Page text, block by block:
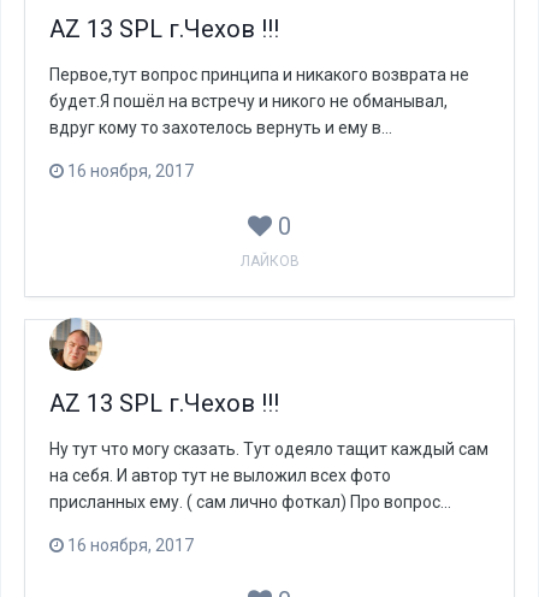
AZ 13 SPL г.Чехов !!!
Первое,тут вопрос принципа и никакого возврата не
будет.Я пошёл на встречу и никого не обманывал,
вдруг кому то захотелось вернуть и ему в...
16 ноября, 2017
0
ЛАЙКОВ
AZ 13 SPL г.Чехов !!!
Ну тут что могу сказать. Тут одеяло тащит каждый сам
на себя. И автор тут не выложил всех фото
присланных ему. ( сам лично фоткал) Про вопрос...
16 ноября, 2017